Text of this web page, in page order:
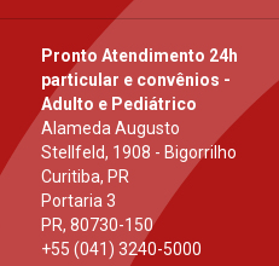
Pronto Atendimento 24h
particular e convênios -
Adulto e Pediátrico
Alameda Augusto
Stellfeld, 1908 - Bigorrilho
Curitiba, PR
Portaria 3
PR,80730-150
+55 (041) 3240-5000